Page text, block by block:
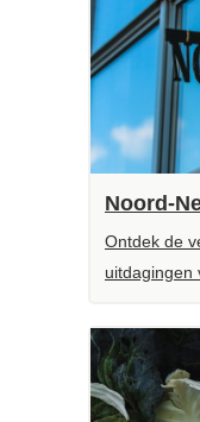
Noord-
Ontdek de
uitdagingen